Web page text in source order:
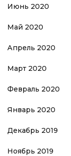
Июнь 2020
Май 2020
Апрель 2020
Март 2020
Февраль 2020
Январь 2020
Декабрь 2019
Ноябрь 2019